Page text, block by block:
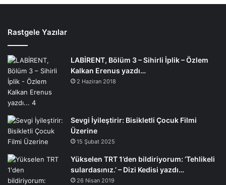
Rastgele Yazılar
LABİRENT, Bölüm 3 – Sihirli İplik – Özlem
Kalkan Erenus yazdı…
2 Haziran 2018
Sevgi İyileştirir: Bisikletli Çocuk Filmi
Üzerine
15 Şubat 2025
Yükselen TRT 1’den bildiriyorum: ‘Tehlikeli
sulardasınız.’ – Dizi Kedisi yazdı…
26 Nisan 2019